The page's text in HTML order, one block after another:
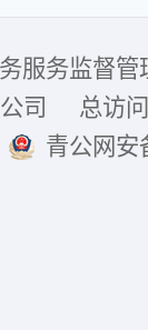
服务监督管
司
总访
青公网安